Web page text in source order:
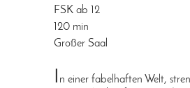
FSK ab 12
120 min
Großer Saal
I n einer fabelhaften Welt,